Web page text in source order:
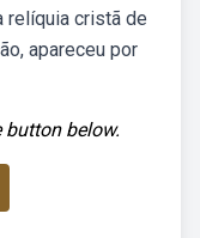
relíquia cristã de
apareceu por
below.